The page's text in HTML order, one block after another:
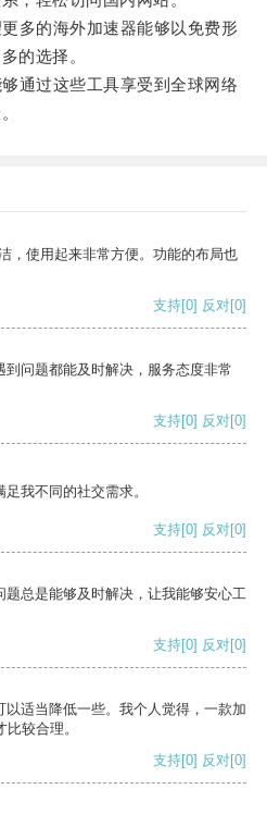
的海外加速器能够以免费形
的选择。
过这些工具享受到全球网络
，使用起来非常方便。功能的布局也
支持[0] 反对[0]
问题都能及时解决，服务态度非常
支持[0] 反对[0]
我不同的社交需求。
支持[0] 反对[0]
总是能够及时解决，让我能够安心工
支持[0] 反对[0]
适当降低一些。我个人觉得，一款加
较合理。
支持[0] 反对[0]